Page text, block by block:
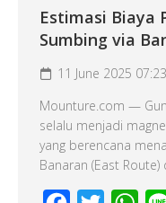
Estimasi Biaya
Sumbing via
11 June 2025 07:23
Mounture.com —
selalu menjadi
yang berencana
Banaran (East Route)